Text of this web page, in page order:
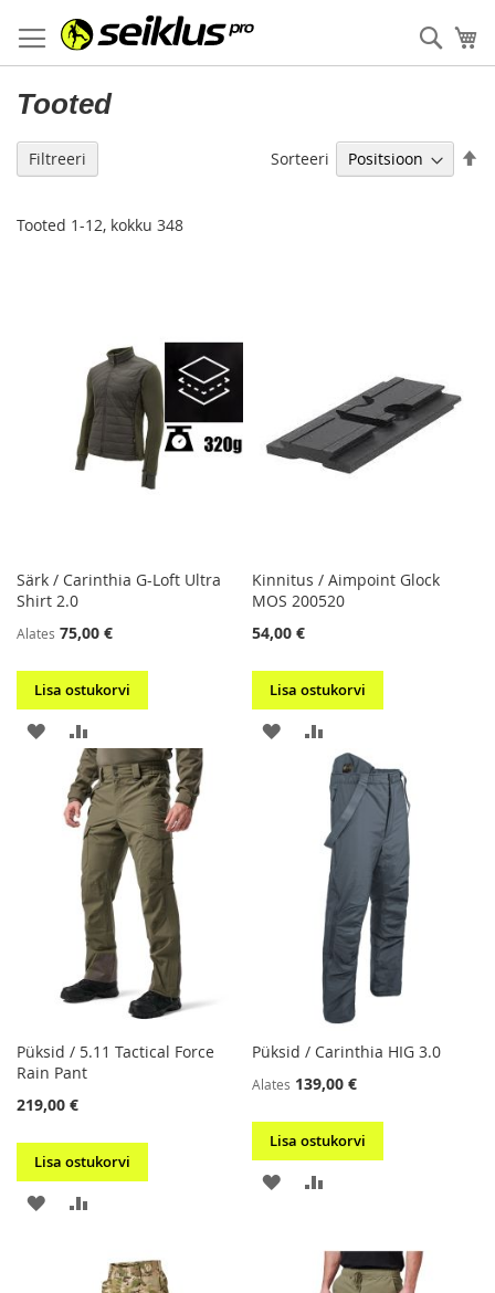
to
Content
Otsi
Tooted
Tooted 1-12, kokku 348
Sorteeri
Särk / Carinthia G-Loft Ultra
Shirt 2.0
Alates 75,00 €
Lisa ostukorvi
LISA
SOOVIKORVI
VÕRDLUSESSE
Kinnitus / Aimpoint Glock
MOS 200520
54,00 €
Lisa ostukorvi
LISA
SOOVIKORVI
VÕRDLUSESSE
Püksid / 5.11 Tactical Force
Rain Pant
219,00 €
Lisa ostukorvi
LISA
Püksid / Carinthia HIG 3.0
Alates 139,00 €
Lisa ostukorvi
LISA
Filtreeri